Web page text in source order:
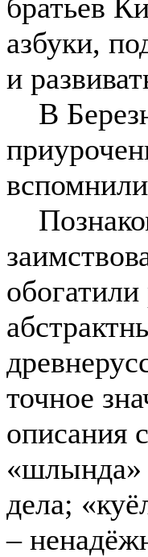
братьев
азбуки,
и
В
точное
описания
«шлында»
дела;
–